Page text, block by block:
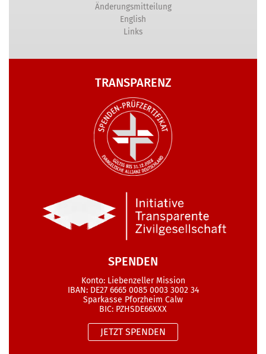
Änderungsmitteilung
English
Links
TRANSPARENZ
SPENDEN
Konto: Liebenzeller Mission
IBAN: DE27 6665 0085 0003 3002 34
Sparkasse Pforzheim Calw
BIC: PZHSDE66XXX
JETZT SPENDEN